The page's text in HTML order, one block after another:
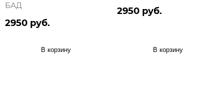
БАД
2950 руб.
В корзину
2950 руб.
В корзину